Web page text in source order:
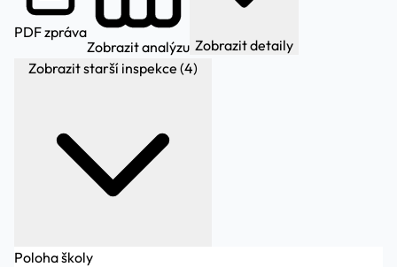
PDF zpráva
Zobrazit analýzu Zobrazit detaily
Zobrazit starší inspekce (4)
Poloha školy